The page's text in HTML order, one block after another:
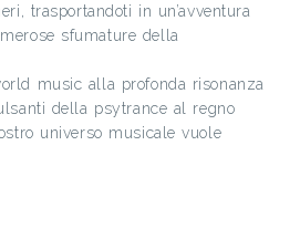
trasportandoti in un’avventura
sfumature della
music alla profonda risonanza
della psytrance al regno
universo musicale vuole